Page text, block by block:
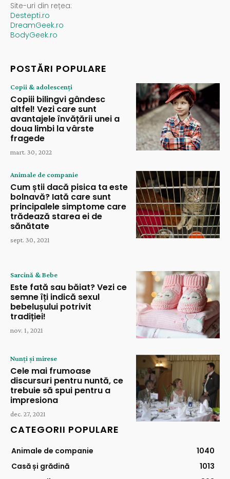
Site-uri din rețea:
Destepti.ro
DreamGeek.ro
BodyGeek.ro
POSTĂRI POPULARE
Copii & adolescenți
Copiii bilingvi gândesc
altfel! Vezi care sunt
avantajele învățării unei a
doua limbi la vârste
fragede
mart. 30, 2022
Animale de companie
Cum știi dacă pisica ta este
bolnavă? Iată care sunt
principalele simptome care
trădează starea ei de
sănătate
sept. 30, 2021
Sarcină & Bebe
Este fată sau băiat? Vezi ce
semne îți indică sexul
bebelușului potrivit
tradiției!
nov. 1, 2021
Nunți și mirese
Cele mai frumoase
discursuri pentru nuntă, ce
trebuie să spui pentru a
impresiona
dec. 27, 2021
CATEGORII POPULARE
Animale de companie
1040
Casă și grădină
1013